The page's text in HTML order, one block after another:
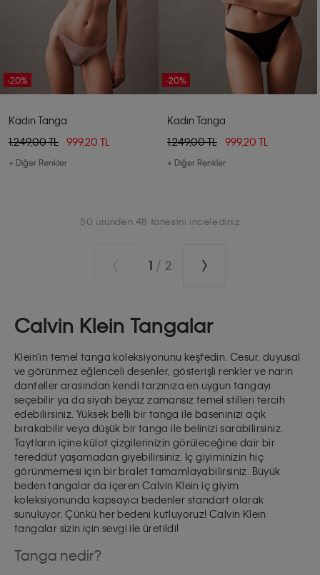
-20%
Kadın Tanga
1.249,00 TL
999,20 TL
+ Diğer Renkler
-20%
Kadın Tanga
1.249,00 TL
999,20 TL
+ Diğer Renkler
50 üründen 48 tanesini incelediniz
1 / 2
Calvin Klein Tangalar
Klein’ın temel tanga koleksiyonunu keşfedin. Cesur, duyusal
ve görünmez eğlenceli desenler, gösterişli renkler ve narin
danteller arasından kendi tarzınıza en uygun tangayı
seçebilir ya da siyah beyaz zamansız temel stilleri tercih
edebilirsiniz. Yüksek belli bir tanga ile baseninizi açık
bırakabilir veya düşük bir tanga ile belinizi sarabilirsiniz.
Taytların içine külot çizgilerinizin görüleceğine dair bir
tereddüt yaşamadan giyebilirsiniz. İç giyiminizin hiç
görünmemesi için bir bralet tamamlayabilirsiniz. Büyük
beden tangalar da içeren Calvin Klein iç giyim
koleksiyonunda kapsayıcı bedenler standart olarak
sunuluyor. Çünkü her bedeni kutluyoruz! Calvin Klein
tangalar sizin için sevgi ile üretildi!
Tanga nedir?